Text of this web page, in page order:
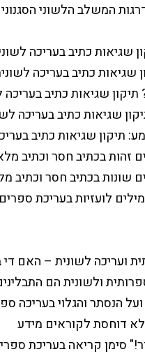
המשלב הלשוני הסגנוני
שגיאות כתיב בעריכה
שגיאות כתיב בעריכה
תיקון שגיאות כתיב בעריכה
שגיאות כתיב בעריכה
תיקון שגיאות כתיב
זהות בכתיב חסר וכתיב
שונות בכתיב חסר וכתיב
לועזיות בעריכת ספרים
ועריכה לשונית – האם די
ולשונית הם
הנסתר והגלוי בעריכה
דוחסת לקוראים מידע
סימן קריאה בעריכת